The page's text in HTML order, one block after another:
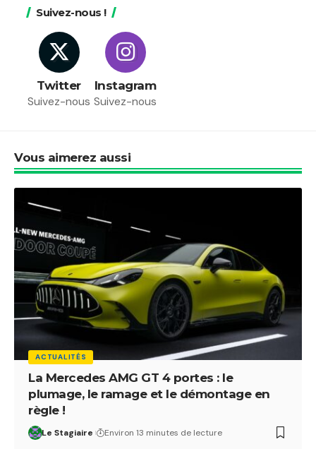
Suivez-nous !
Twitter
Suivez-nous
Instagram
Suivez-nous
Vous aimerez aussi
ACTUALITÉS
La Mercedes AMG GT 4 portes : le
plumage, le ramage et le démontage en
règle !
Le Stagiaire Environ 13 minutes de lecture